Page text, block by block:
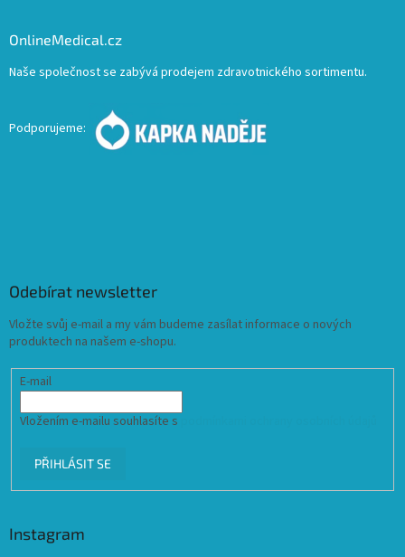
OnlineMedical.cz
Naše společnost se zabývá prodejem zdravotnického sortimentu.
Podporujeme:
Odebírat newsletter
Vložte svůj e-mail a my vám budeme zasílat informace o nových
produktech na našem e-shopu.
E-mail
Vložením e-mailu souhlasíte s
PŘIHLÁSIT SE
Instagram